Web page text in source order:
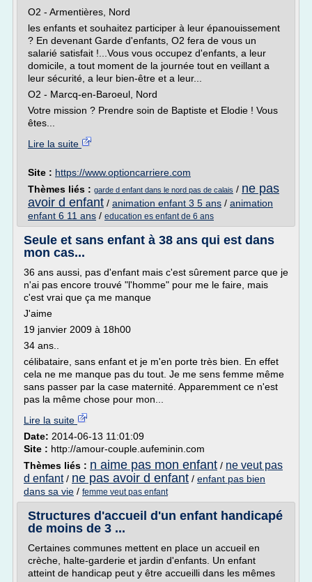
O2 - Armentières, Nord
les enfants et souhaitez participer à leur épanouissement
? En devenant Garde d'enfants, O2 fera de vous un
salarié satisfait !...Vous vous occupez d'enfants, a leur
domicile, a tout moment de la journée tout en veillant a
leur sécurité, a leur bien-être et a leur...
O2 - Marcq-en-Baroeul, Nord
Votre mission ? Prendre soin de Baptiste et Elodie ! Vous
êtes...
Lire la suite
Site : https://www.optioncarriere.com
Thèmes liés : garde d enfant dans le nord pas de calais / ne pas
avoir d enfant / animation enfant 3 5 ans / animation
enfant 6 11 ans / education es enfant de 6 ans
Seule et sans enfant à 38 ans qui est dans
mon cas...
36 ans aussi, pas d'enfant mais c'est sûrement parce que je
n'ai pas encore trouvé "l'homme" pour me le faire, mais
c'est vrai que ça me manque
J'aime
19 janvier 2009 à 18h00
34 ans..
célibataire, sans enfant et je m'en porte très bien. En effet
cela ne me manque pas du tout. Je me sens femme même
sans passer par la case maternité. Apparemment ce n'est
pas la même chose pour mon...
Lire la suite
Date: 2014-06-13 11:01:09
Site : http://amour-couple.aufeminin.com
Thèmes liés : n aime pas mon enfant / ne veut pas
d enfant/ ne pas avoir d enfant / enfant pas bien
dans sa vie / femme veut pas enfant
Structures d'accueil d'un enfant handicapé
de moins de 3 ...
Certaines communes mettent en place un accueil en
crèche, halte-garderie et jardin d'enfants. Un enfant
atteint de handicap peut y être accueilli dans les mêmes